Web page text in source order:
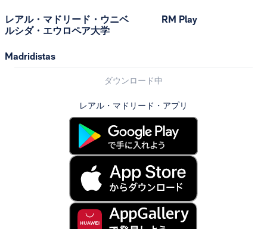
レアル・マドリード・ウニベ
ルシダ・エウロペア大学
Madridistas
RM Play
ダウンロード中
レアル・マドリード・アプリ